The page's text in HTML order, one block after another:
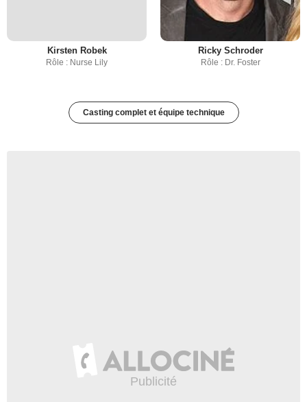
Kirsten Robek
Rôle : Nurse Lily
Ricky Schroder
Rôle : Dr. Foster
Casting complet et équipe technique